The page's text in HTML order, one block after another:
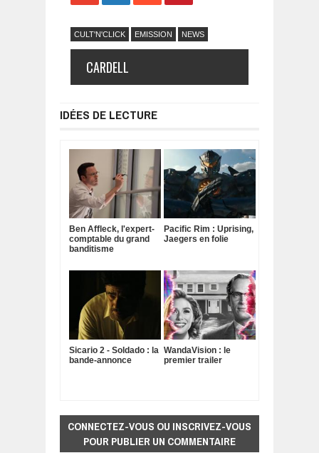
CULT'N'CLICK EMISSION NEWS
CARDELL
IDÉES DE LECTURE
Ben Affleck, l'expert-
comptable du grand
banditisme
Pacific Rim : Uprising,
Jaegers en folie
Sicario 2 - Soldado : la
bande-annonce
WandaVision : le
premier trailer
CONNECTEZ-VOUS OU INSCRIVEZ-VOUS
POUR PUBLIER UN COMMENTAIRE